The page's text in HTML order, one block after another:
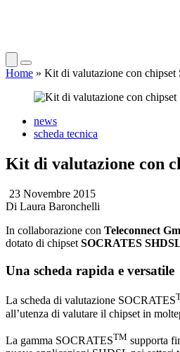
Home » Kit di valutazione con chipset
news
scheda tecnica
Kit di valutazione con
23 Novembre 2015
Di Laura Baronchelli
In collaborazione con Teleconnect
dotato di chipset SOCRATES
Una scheda rapida e versatile
La scheda di valutazione SOCRATES
all’utenza di valutare il chipset in
La gamma SOCRATESTM supporta